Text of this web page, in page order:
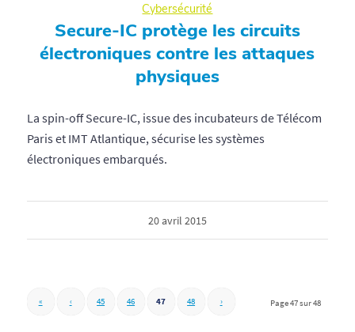
Cybersécurité
Secure-IC protège les circuits
électroniques contre les attaques
physiques
La spin-off Secure-IC, issue des incubateurs de Télécom
Paris et IMT Atlantique, sécurise les systèmes
électroniques embarqués.
20 avril 2015
Page 47 sur 48
« ‹ 45 46 47 48 ›